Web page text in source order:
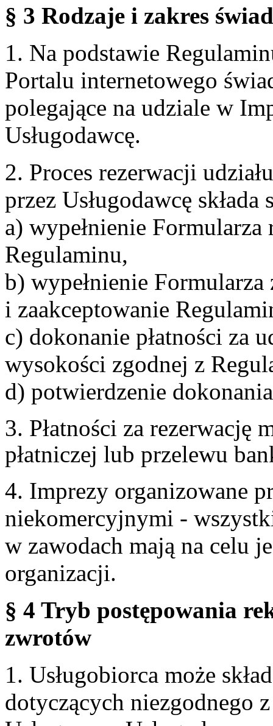
§ 3 Rodzaje i zakres
1. Na podstawie
Portalu internetowego
polegające na udziale w
Usługodawcę.
2. Proces rezerwacji
przez Usługodawcę
a) wypełnienie
Regulaminu,
b) wypełnienie Formularza
i zaakceptowanie
c) dokonanie płatności za
wysokości zgodnej z
d) potwierdzenie
3. Płatności za rezerwację
płatniczej lub przelewu
4. Imprezy organizowane
niekomercyjnymi -
w zawodach mają na celu
organizacji.
§ 4 Tryb postępowania
zwrotów
1. Usługobiorca może
dotyczących niezgodnego